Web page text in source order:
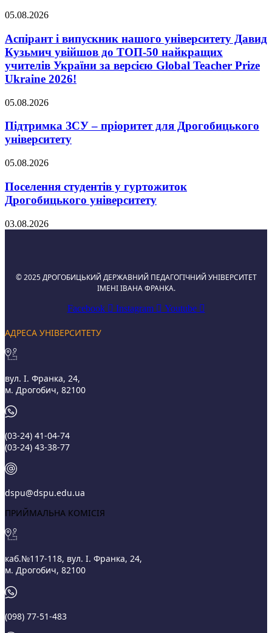
05.08.2026
Аспірант і випускник нашого університету Давид
Кузьмич увійшов до ТОП-50 найкращих
учителів України за версією Global Teacher Prize
Ukraine 2026!
05.08.2026
Підтримка ЗСУ – пріоритет для Дрогобицького
університету
05.08.2026
Поселення студентів у гуртожиток
Дрогобицького університету
03.08.2026
© 2025 ДРОГОБИЦЬКИЙ ДЕРЖАВНИЙ ПЕДАГОГІЧНИЙ УНІВЕРСИТЕТ
ІМЕНІ ІВАНА ФРАНКА.
Facebook
Instagram Youtube
АДРЕСА УНІВЕРСИТЕТУ
вул. І. Франка, 24,
м. Дрогобич, 82100
(03‑24) 41‑04‑74
(03‑24) 43‑38‑77
dspu@dspu.edu.ua
ПРИЙМАЛЬНА КОМІСІЯ
каб.№117-118, вул. І. Франка, 24,
м. Дрогобич, 82100
(098) 77-51-483